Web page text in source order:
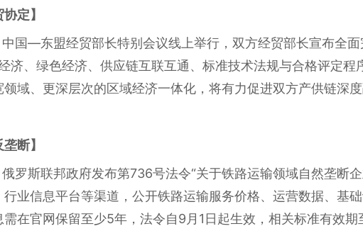
协定】
国—东盟经贸部长特别会议线上举行，双方经贸部长宣布全
济、绿色经济、供应链互联互通、标准技术法规与合格评定
域、更深层次的区域经济一体化，将有力促进双方产供链深
断】
罗斯联邦政府发布第736号法令“关于铁路运输领域自然垄断
业信息平台等渠道，公开铁路运输服务价格、运营数据、基
在官网保留至少5年，法令自9月1日起生效，相关标准有效期